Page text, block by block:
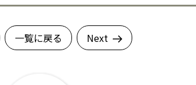
一覧に戻る Next